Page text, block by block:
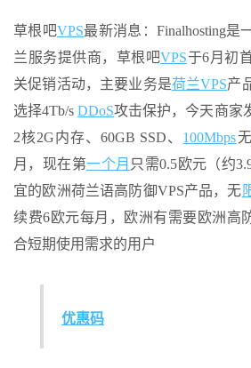
草根吧VPS最新消息：Finalhosting是
兰服务提供商，草根吧VPS于6月初
关促销活动，主要业务是荷兰VPS产
选择4Tb/sDDoS攻击保护，今天商家
2核2G内存、60GB SSD、 100Mbps无
月，现在第一个月 只需0.5欧元（约
宜的欧洲荷兰语高防御VPS产品，无
续费6欧元每月，欧洲有需要欧洲高
合短期使用需求的用户
优惠码